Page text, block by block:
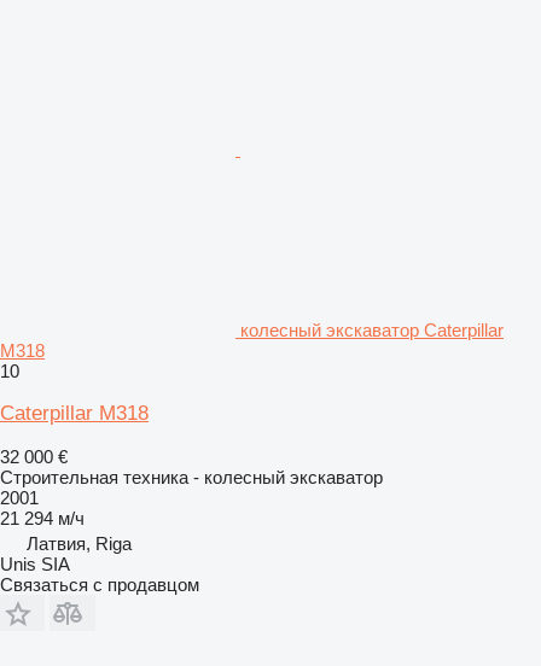
колесный экскаватор Caterpillar
M318
10
Caterpillar M318
32 000 €
Строительная техника - колесный экскаватор
2001
21 294 м/ч
Латвия, Riga
Unis SIA
Связаться с продавцом